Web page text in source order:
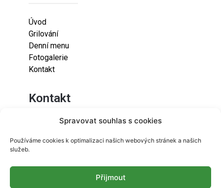
Spravovat souhlas s cookies
Používáme cookies k optimalizaci našich webových stránek a našich
služeb.
Přijmout
Úvod
Grilování
Denní menu
Fotogalerie
Kontakt
Kontakt
Lazaretní 925/9